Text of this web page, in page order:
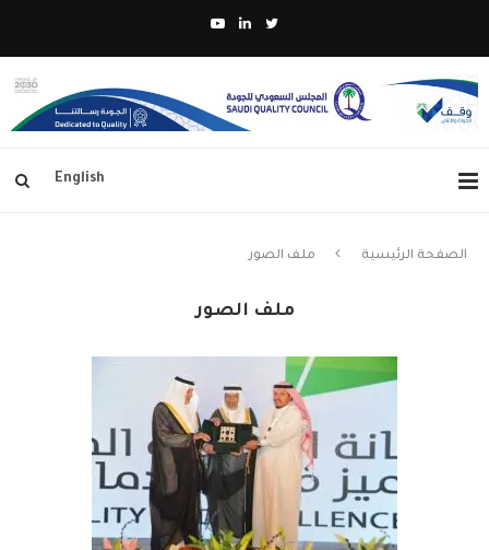
English
الصفحة الرئيسية ملف الصور
ملف الصور